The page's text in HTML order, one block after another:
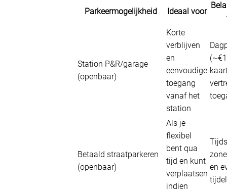
Parkeermogelijkheid Ideaal voor
Station P&R/garage
(openbaar)
Korte
verblijven
en
eenvoudige
toegang
vanaf het
station
Betaald straatparkeren
(openbaar)
Als je
flexibel
bent qua
tijd en kunt
verplaatsen
indien
en